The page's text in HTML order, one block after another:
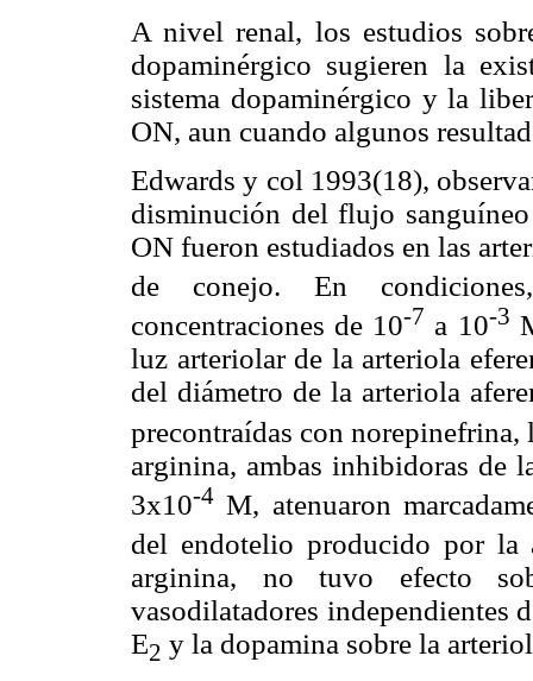
A nivel renal, los estudios
dopaminérgico sugieren la
sistema dopaminérgico y la
ON, aun cuando algunos
Edwards y col 1993(18),
disminución del flujo
ON fueron estudiados en las
de conejo. En
concentraciones de 10-7 a 10-3
luz arteriolar de la arteriola
del diámetro de la arteriola
precontraídas con norepinefrina,
arginina, ambas inhibidoras de
3x10-4 M, atenuaron
del endotelio producido por la
arginina, no tuvo efecto
vasodilatadores independientes
E2 y la dopamina sobre la